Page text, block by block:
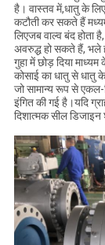
है। वास्तव में,धातु के
कटौती कर सकते हैं
लिएजब वाल्व बंद होता
अवरुद्ध हो सकते हैं, भले
गुहा में छोड़ दिया
कोसाई का धातु से धातु
जो सामान्य रूप से एकल-
इंगित की गई है।यदि
दिशात्मक सील डिजाइन